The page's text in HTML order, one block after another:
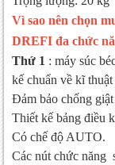
Vì sao nên chọn
DREFI đa chức
Thứ 1 : máy súc
kế chuẩn về kĩ
Đảm bảo chống
Thiết kế bảng điều
Có chế độ AUTO.
Các nút chức năng